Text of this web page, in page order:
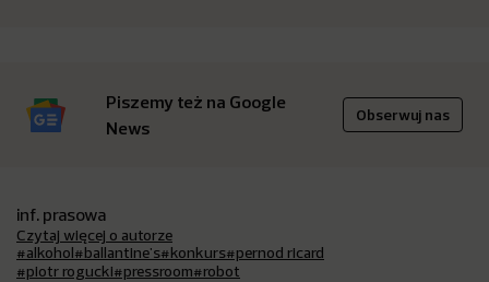
Piszemy też na Google
News
Obserwuj nas
inf. prasowa
Czytaj więcej o autorze
#alkohol#ballantine's#konkurs#pernod ricard
#piotr rogucki#pressroom#robot